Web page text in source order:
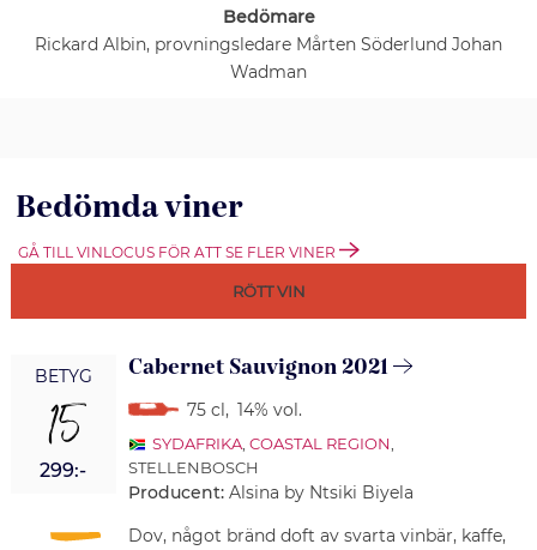
Bedömare
Rickard Albin, provningsledare Mårten Söderlund Johan
Wadman
Bedömda viner
GÅ TILL VINLOCUS FÖR ATT SE FLER VINER
RÖTT VIN
BETYG
15
299:-
Cabernet Sauvignon 2021
75 cl, 14% vol.
SYDAFRIKA, COASTAL REGION
STELLENBOSCH
Producent: Alsina by Ntsiki Biyela
Dov, något bränd doft av svarta vinbär, kaffe,